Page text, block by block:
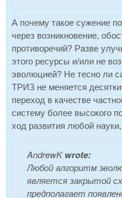
А почему такое сужение
через возникновение,
противоречий? Разве
этого ресурсы и/или не
эволюцией? Не тесно ли
ТРИЗ не меняется
переход в качестве
систему более высокого
ход развития любой
AndrewKwrote:
Любой алгоритм
является закрытой
предполагает